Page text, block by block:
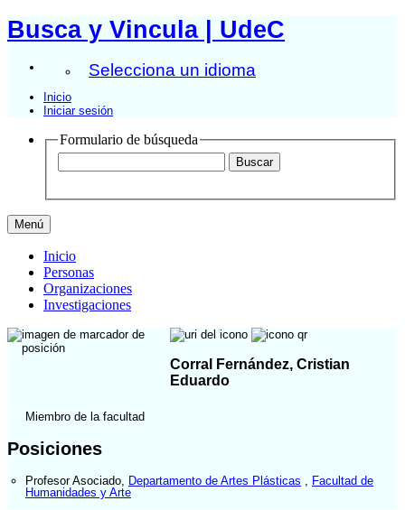
Busca y Vincula | UdeC
Selecciona un idioma
Inicio
Iniciar sesión
Formulario de búsqueda
Menú
Inicio
Personas
Organizaciones
Investigaciones
Corral Fernández, Cristian
Eduardo
Miembro de la facultad
Posiciones
Profesor Asociado Departamento de Artes Plásticas
Facultad de
Humanidades y Arte